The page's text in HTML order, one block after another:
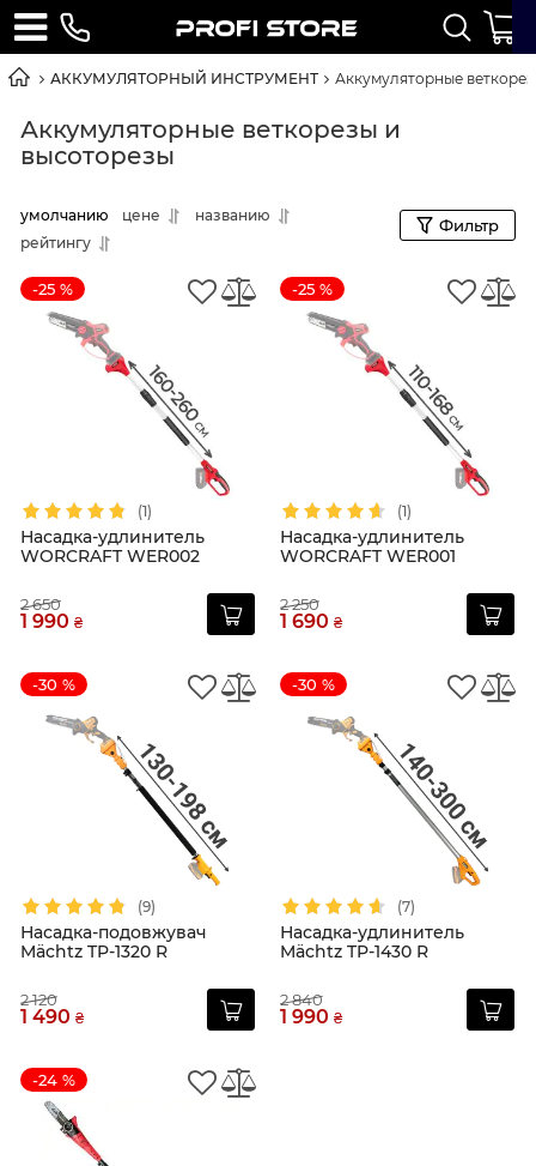
АККУМУЛЯТОРНЫЙ ИНСТРУМЕНТ Аккумуляторные
Аккумуляторные веткорезы и
высоторезы
умолчанию цене
названию
рейтингу
Фильтр
-25 %
(1)
Насадка-удлинитель
WORCRAFT WER002
2 650
1 990 ₴
-25 %
(1)
Насадка-удлинитель
WORCRAFT WER001
2 250
1 690 ₴
-30 %
(9)
Насадка-подовжувач
Mächtz TP-1320 R
2 120
1 490 ₴
-30 %
(7)
Насадка-удлинитель
Mächtz TP-1430 R
2 840
1 990 ₴
-24 %